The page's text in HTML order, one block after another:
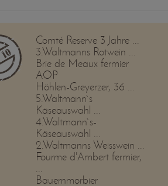
Comté Reserve 3 Jahre ...
3.Waltmanns Rotwein ...
Brie de Meaux fermier
AOP
Höhlen-Greyerzer, 36 ...
5.Waltmann`s
Käseauswahl ...
4.Waltmann`s-
Käseauswahl ...
2.Waltmanns Weisswein ...
Fourme d'Ambert fermier,
...
Bauernmorbier